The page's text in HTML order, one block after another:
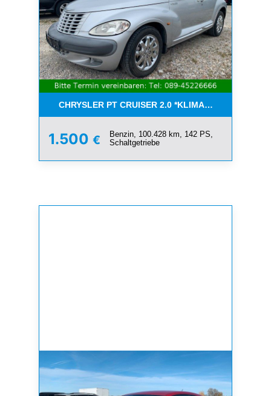
CHRYSLER PT CRUISER 2.0
1.500 €
Benzin, 100.428 km, 142 PS,
Schaltgetriebe